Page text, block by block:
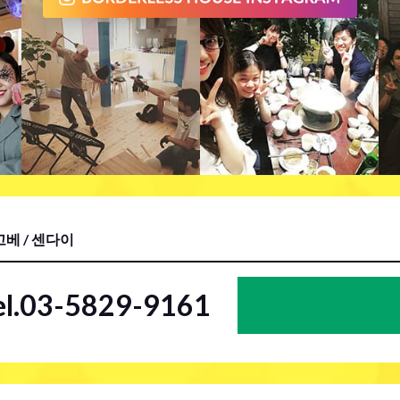
베 / 센다이
5829-9161